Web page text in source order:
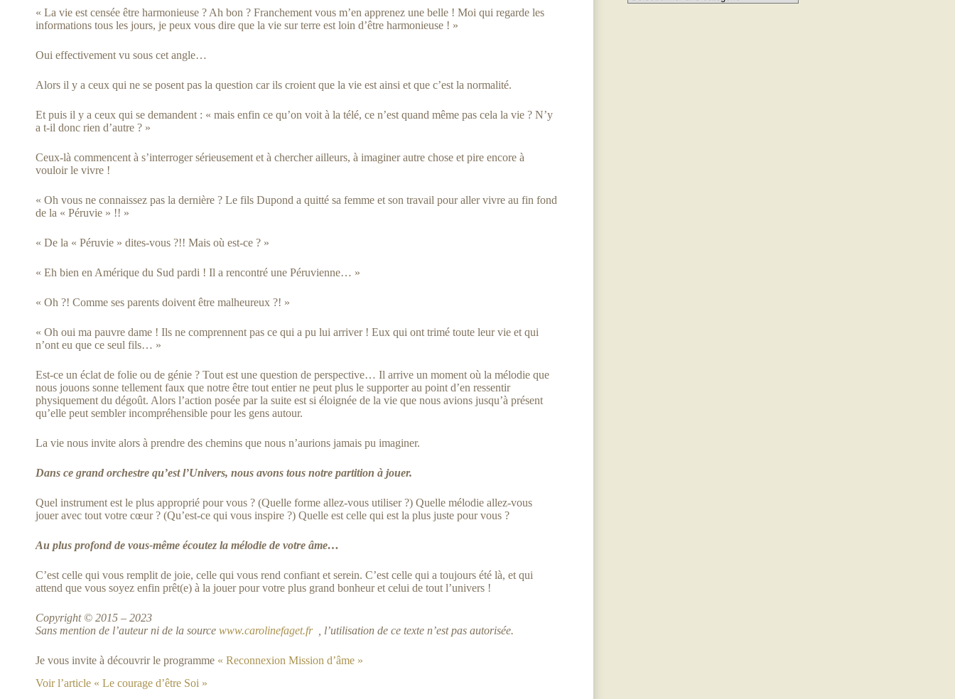
« La vie est censée être harmonieuse ? Ah bon ? Franchement vous m’en apprenez une belle ! Moi qui regarde les
informations tous les jours, je peux vous dire que la vie sur terre est loin d’être harmonieuse ! »
Oui effectivement vu sous cet angle…
Alors il y a ceux qui ne se posent pas la question car ils croient que la vie est ainsi et que c’est la normalité.
Et puis il y a ceux qui se demandent : « mais enfin ce qu’on voit à la télé, ce n’est quand même pas cela la vie ? N’y
a t-il donc rien d’autre ? »
Ceux-là commencent à s’interroger sérieusement et à chercher ailleurs, à imaginer autre chose et pire encore à
vouloir le vivre !
« Oh vous ne connaissez pas la dernière ? Le fils Dupond a quitté sa femme et son travail pour aller vivre au fin fond
de la « Péruvie » !! »
« De la « Péruvie » dites-vous ?!! Mais où est-ce ? »
« Eh bien en Amérique du Sud pardi ! Il a rencontré une Péruvienne… »
« Oh ?! Comme ses parents doivent être malheureux ?! »
« Oh oui ma pauvre dame ! Ils ne comprennent pas ce qui a pu lui arriver ! Eux qui ont trimé toute leur vie et qui
n’ont eu que ce seul fils… »
Est-ce un éclat de folie ou de génie ? Tout est une question de perspective… Il arrive un moment où la mélodie que
nous jouons sonne tellement faux que notre être tout entier ne peut plus le supporter au point d’en ressentir
physiquement du dégoût. Alors l’action posée par la suite est si éloignée de la vie que nous avions jusqu’à présent
qu’elle peut sembler incompréhensible pour les gens autour.
La vie nous invite alors à prendre des chemins que nous n’aurions jamais pu imaginer.
Dans ce grand orchestre qu’est l’Univers, nous avons tous notre partition à jouer.
Quel instrument est le plus approprié pour vous ? (Quelle forme allez-vous utiliser ?) Quelle mélodie allez-vous
jouer avec tout votre cœur ? (Qu’est-ce qui vous inspire ?) Quelle est celle qui est la plus juste pour vous ?
Au plus profond de vous-même écoutez la mélodie de votre âme…
C’est celle qui vous remplit de joie, celle qui vous rend confiant et serein. C’est celle qui a toujours été là, et qui
attend que vous soyez enfin prêt(e) à la jouer pour votre plus grand bonheur et celui de tout l’univers !
Copyright © 2015 – 2023
Sans mention de l’auteur ni de la source www.carolinefaget.fr , l’utilisation de ce texte n’est pas autorisée.
Je vous invite à découvrir le programme « Reconnexion Mission d’âme »
Voir l’article « Le courage d’être Soi »